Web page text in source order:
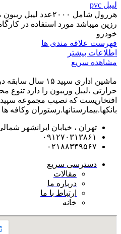
لیبل pvc
هررول شامل
رزین میباشد مورد استفاده در
خودرو
فهرست علاقه مندی ها
اطلاعات بیشتر
مشاهده سریع
ماشین اداری سپید
حرارتی ،لیبل وریبون را دارد تنوع
افتخاریست که نصیب مجموعه
بانکها.بیمارستانها.رستوران و‌کافه
تهران ، خیابان ایرانشهر
۰۹۱۲۷۰۳۱۳۸۶۱
۰۲۱۸۸۳۴۹۵۶۷
دسترسی سریع
مقالات
درباره ما
ارتباط با ما
خانه